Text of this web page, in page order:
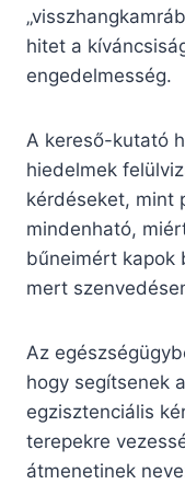
hitet a
engedelmesség.
A kereső-kutató
hiedelmek
kérdéseket, mint
mindenható,
bűneimért kapok
mert
Az
hogy segítsenek
egzisztenciális
terepekre
átmenetinek